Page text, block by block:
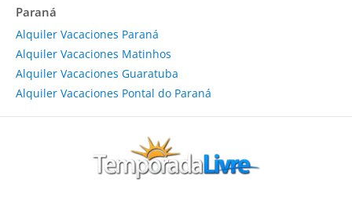
Paraná
Alquiler Vacaciones Paraná
Alquiler Vacaciones Matinhos
Alquiler Vacaciones Guaratuba
Alquiler Vacaciones Pontal do Paraná